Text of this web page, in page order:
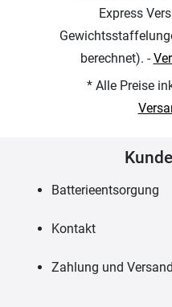
Express
berechnet). -
* Alle Preise
Batterieentsorgung
Kontakt
Zahlung und Versand